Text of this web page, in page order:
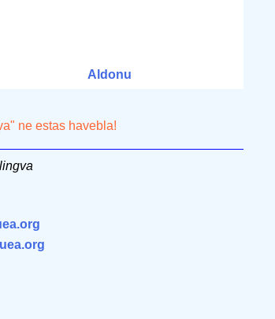
Aldonu
ne estas havebla!